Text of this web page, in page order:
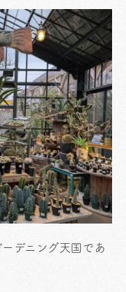
デニング天国であ